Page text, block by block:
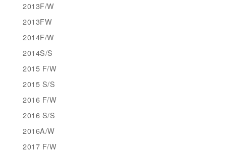
2013F/W
2013FW
2014F/W
2014S/S
2015 F/W
2015 S/S
2016 F/W
2016 S/S
2016A/W
2017 F/W